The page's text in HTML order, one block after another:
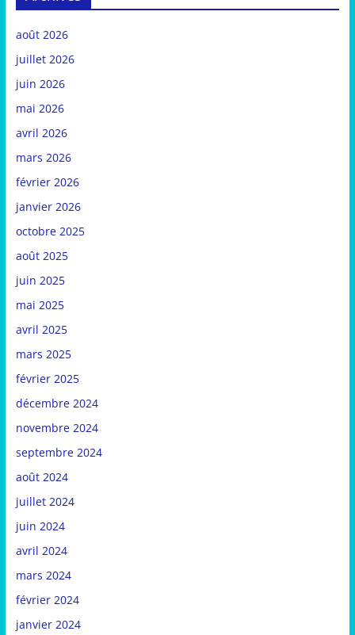
août 2026
juillet 2026
juin 2026
mai 2026
avril 2026
mars 2026
février 2026
janvier 2026
octobre 2025
août 2025
juin 2025
mai 2025
avril 2025
mars 2025
février 2025
décembre 2024
novembre 2024
septembre 2024
août 2024
juillet 2024
juin 2024
avril 2024
mars 2024
février 2024
janvier 2024